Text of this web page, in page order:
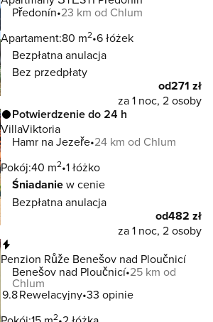
Předonín 23 km od Chlum
Apartament:80 m2 6 łóżek
Bezpłatna anulacja
Bez przedpłaty
od271 zł
za 1 noc, 2 osoby
Potwierdzenie do 24 h
VillaViktoria
Hamr na Jezeře 24 km od Chlum
Pokój:40 m2 1 łóżko
Śniadaniew cenie
Bezpłatna anulacja
od482 zł
za 1 noc, 2 osoby
Penzion Růže Benešov nad Ploučnicí
Benešov nad Ploučnicí 25 km od
Chlum
9.8Rewelacyjny 33 opinie
2